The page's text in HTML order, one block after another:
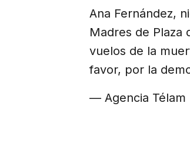
Ana Fernández,
Madres de Plaza
vuelos de la
favor, por la
— Agencia Télam